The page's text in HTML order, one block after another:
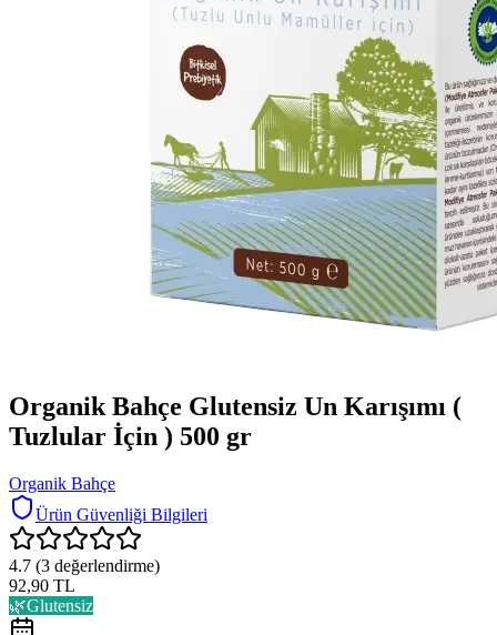
Organik Bahçe Glutensiz Un Karışımı (
Tuzlular İçin ) 500 gr
Organik Bahçe
Ürün Güvenliği Bilgileri
4.7 (3 değerlendirme)
92,90 TL
🌿Glutensiz